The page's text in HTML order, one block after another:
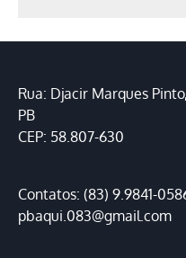
Rua: Djacir Marques
PB
CEP: 58.807-630
Contatos: (83) 9.9841-
pbaqui.083@gmail.com